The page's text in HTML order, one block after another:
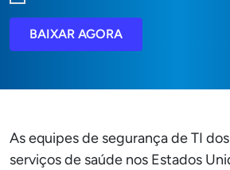
BAIXAR AGORA
As equipes de segurança de TI
serviços de saúde nos Estados